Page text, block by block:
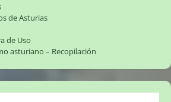
de Asturias
de Uso
asturiano – Recopilación